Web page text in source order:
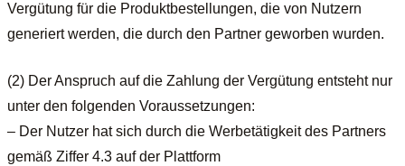
Vergütung für die Produktbestellungen, die von Nutzern
generiert werden, die durch den Partner geworben wurden.
(2) Der Anspruch auf die Zahlung der Vergütung entsteht nur
unter den folgenden Voraussetzungen:
– Der Nutzer hat sich durch die Werbetätigkeit des Partners
gemäß Ziffer 4.3 auf der Plattform